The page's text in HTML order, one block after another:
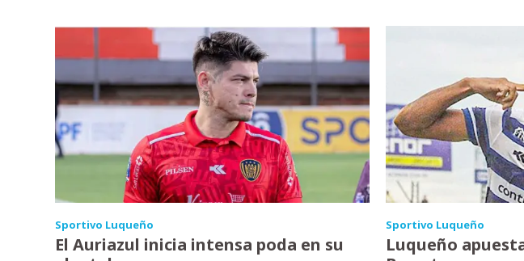
Sportivo Luqueño
El Auriazul inicia intensa poda en su
Sportivo Luqueño
Luqueño